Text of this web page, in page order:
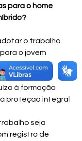
para o home
o trabalho
o jovem
à formação
proteção integral
seja
registro de